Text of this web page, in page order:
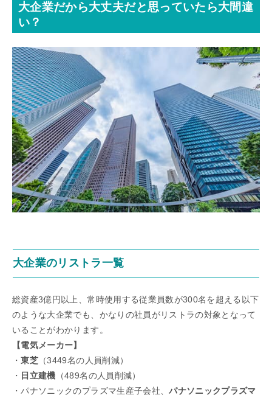
大企業だから大丈夫だと思っていたら大間違
い？
大企業のリストラ一覧
総資産3億円以上、常時使用する従業員数が300名を超える以下
のような大企業でも、かなりの社員がリストラの対象となって
いることがわかります。
【電気メーカー】
・東芝 （3449名の人員削減）
・ 日立建機 （489名の人員削減）
・パナソニックのプラズマ生産子会社、パナソニックプラズマ